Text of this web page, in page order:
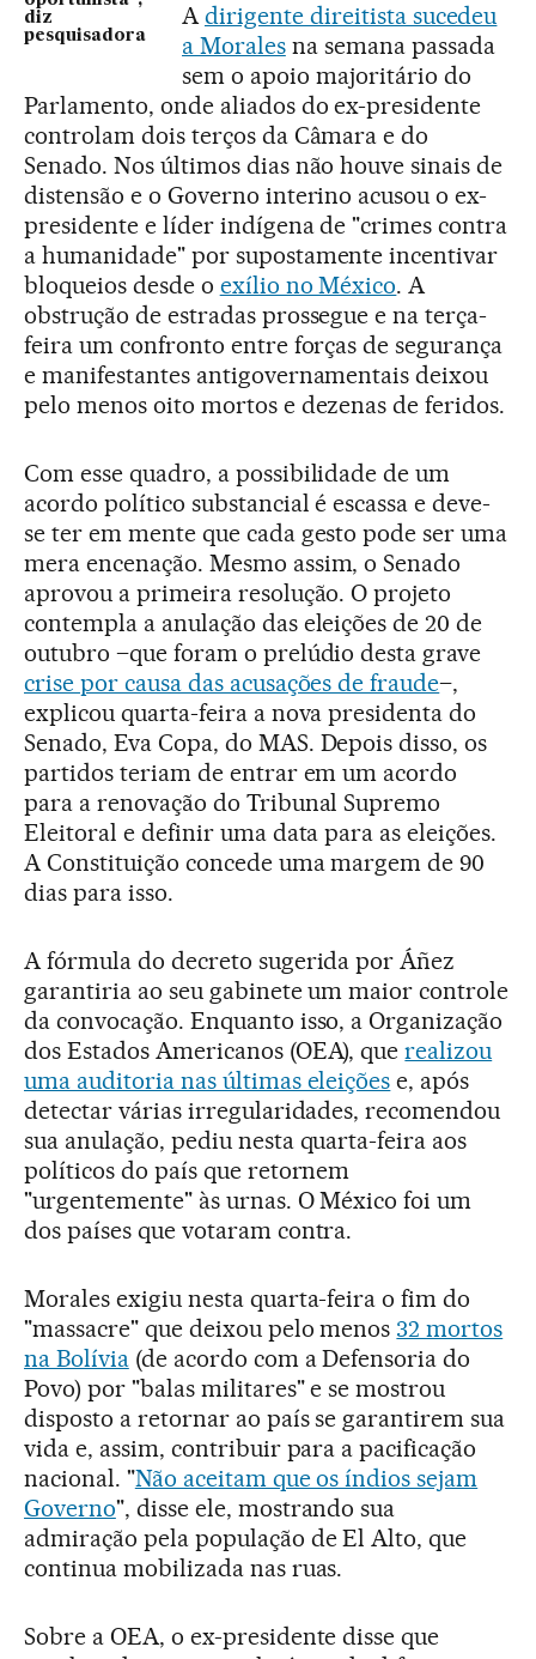
diz
pesquisadora
A dirigente direitista sucedeu
a Moralesna semana passada
sem o apoio majoritário do
Parlamento, onde aliados do ex-presidente
controlam dois terços da Câmara e do
Senado. Nos últimos dias não houve sinais de
distensão e o Governo interino acusou o ex-
presidente e líder indígena de "crimes contra
a humanidade" por supostamente incentivar
bloqueios desde o exílio no México. A
obstrução de estradas prossegue e na terça-
feira um confronto entre forças de segurança
e manifestantes antigovernamentais deixou
pelo menos oito mortos e dezenas de feridos.
Com esse quadro, a possibilidade de um
acordo político substancial é escassa e deve-
se ter em mente que cada gesto pode ser uma
mera encenação. Mesmo assim, o Senado
aprovou a primeira resolução. O projeto
contempla a anulação das eleições de 20 de
outubro –que foram o prelúdio desta grave
crise por causa das acusações de fraude–,
explicou quarta-feira a nova presidenta do
Senado, Eva Copa, do MAS. Depois disso, os
partidos teriam de entrar em um acordo
para a renovação do Tribunal Supremo
Eleitoral e definir uma data para as eleições.
A Constituição concede uma margem de 90
dias para isso.
A fórmula do decreto sugerida por Áñez
garantiria ao seu gabinete um maior controle
da convocação. Enquanto isso, a Organização
dos Estados Americanos (OEA), querealizou
uma auditoria nas últimas eleições e, após
detectar várias irregularidades, recomendou
sua anulação, pediu nesta quarta-feira aos
políticos do país que retornem
"urgentemente" às urnas. O México foi um
dos países que votaram contra.
Morales exigiu nesta quarta-feira o fim do
"massacre" que deixou pelo menos 32 mortos
na Bolívia(de acordo com a Defensoria do
Povo) por "balas militares" e se mostrou
disposto a retornar ao país se garantirem sua
vida e, assim, contribuir para a pacificação
nacional. "Não aceitam que os índios sejam
Governo", disse ele, mostrando sua
admiração pela população de El Alto, que
continua mobilizada nas ruas.
Sobre a OEA, o ex-presidente disse que